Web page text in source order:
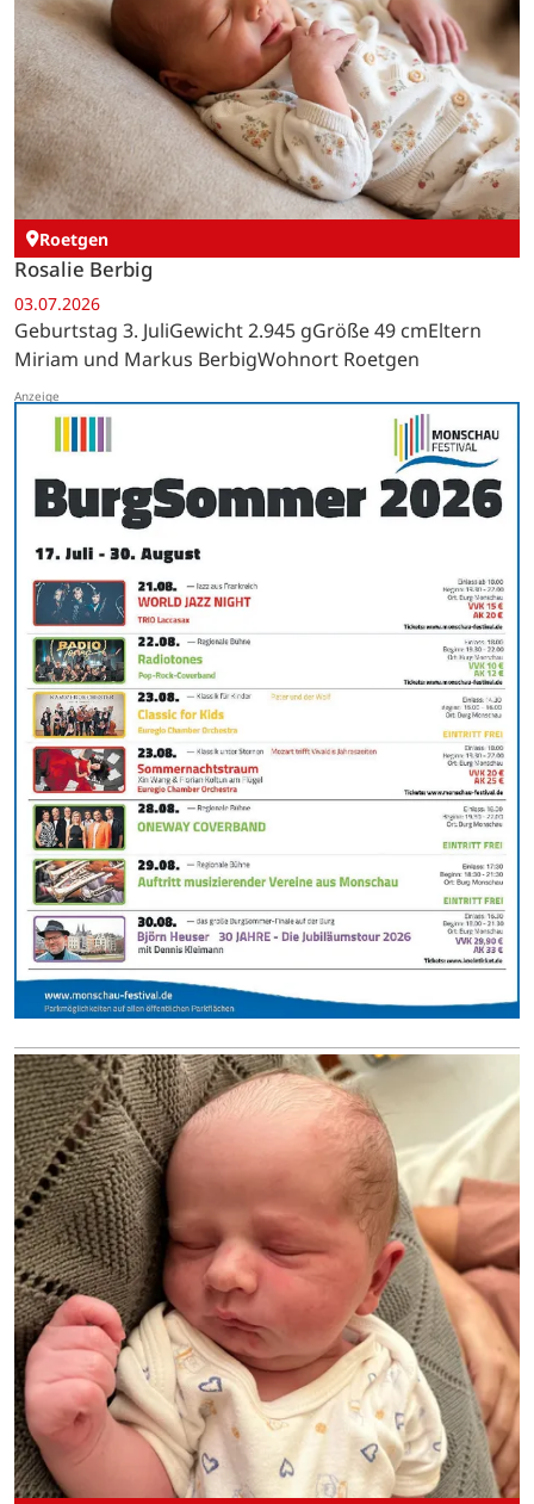
Roetgen
Rosalie Berbig
03.07.2026
Geburtstag 3. JuliGewicht 2.945 gGröße 49 cmEltern
Miriam und Markus BerbigWohnort Roetgen